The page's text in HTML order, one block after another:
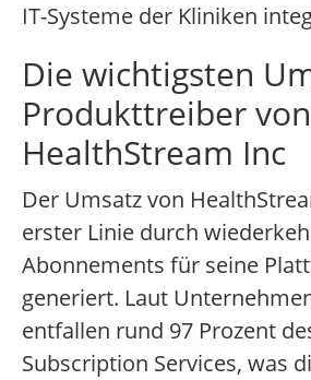
IT-Systeme der Kliniken
Die wichtigsten
Produkttreiber von
HealthStream Inc
Der Umsatz von
erster Linie durch
Abonnements für seine
generiert. Laut
entfallen rund 97 Prozent
Subscription Services, was